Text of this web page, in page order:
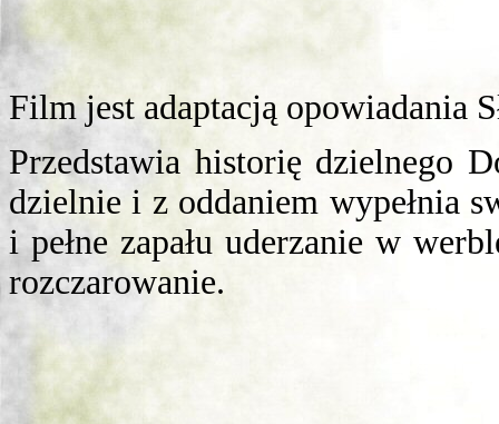
Film jest adaptacją opowiadania
Przedstawia historię dzielnego
dzielnie i z oddaniem wypełnia
i pełne zapału uderzanie w
rozczarowanie.